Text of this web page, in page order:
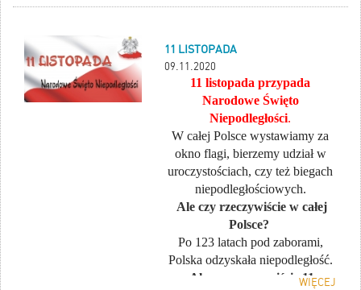
11 LISTOPADA
09.11.2020
11 listopada przypada
Narodowe Święto
Niepodległości.
W całej Polsce wystawiamy za
okno flagi, bierzemy udział w
uroczystościach, czy też biegach
niepodległościowych.
Ale czy rzeczywiście w całej
Polsce?
Po 123 latach pod zaborami,
Polska odzyskała niepodległość.
Ale czy rzeczywiście 11WIĘCEJ